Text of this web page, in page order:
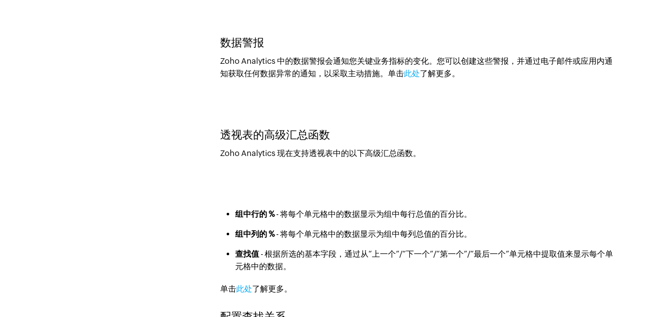
数据警报
Zoho Analytics 中的数据警报会通知您关键业务指标的变化。您可以创建这些警报，并通过电子邮件或应用内通
知获取任何数据异常的通知，以采取主动措施。单击此处了解更多。
透视表的高级汇总函数
Zoho Analytics 现在支持透视表中的以下高级汇总函数。
组中行的 %- 将每个单元格中的数据显示为组中每行总值的百分比。
组中列的 %- 将每个单元格中的数据显示为组中每列总值的百分比。
查找值 - 根据所选的基本字段，通过从“上一个”/“下一个”/“第一个”/“最后一个”单元格中提取值来显示每个单
元格中的数据。
单击此处了解更多。